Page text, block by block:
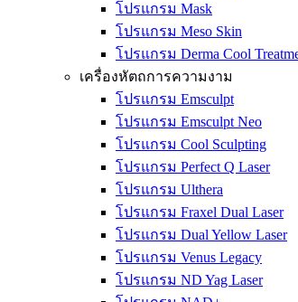
โปรแกรม Mask
โปรแกรม Meso Skin
โปรแกรม Derma Cool
เครื่องหัตถการความงาม
โปรแกรม Emsculpt
โปรแกรม Emsculpt Neo
โปรแกรม Cool Sculpting
โปรแกรม Perfect Q Laser
โปรแกรม Ulthera
โปรแกรม Fraxel Dual Laser
โปรแกรม Dual Yellow Laser
โปรแกรม Venus Legacy
โปรแกรม ND Yag Laser